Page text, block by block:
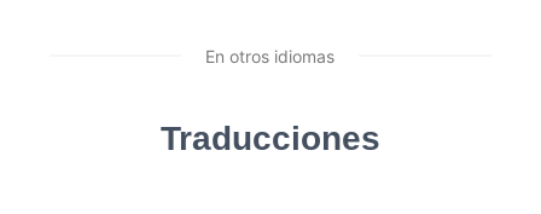
En otros idiomas
Traducciones